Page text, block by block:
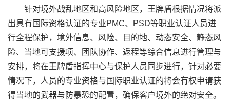
针对境外战乱地区和高风险地区，王牌盾根据情况将派
出具有国际资格认证的专业PMC、PSD等职业认证人员进
行全程保护，境外信息、风险、目的地、动态安全、静态风
险、当地可支援项、团队协作、返程等综合信息进行管理与
安排，将在王牌盾指挥中心与保护人员同步进行，针对必要
情况下，人员的专业资格与国际职业认证的将会有权申请获
得当地的武器与防暴恐的配置，确保客户境外的绝对安全。